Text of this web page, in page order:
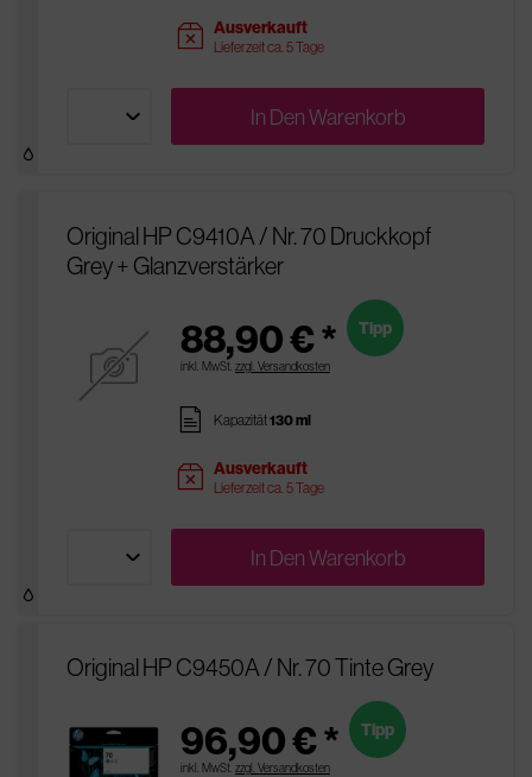
sold Ausverkauft
Lieferzeit ca. 5 Tage
In DenWarenkorb
Original HP C9410A / Nr. 70 Druckkopf
Grey + Glanzverstärker
88,90 € *
inkl. MwSt. zzgl. Versandkosten
Tipp
pages Kapazität130 ml
sold Ausverkauft
Lieferzeit ca. 5 Tage
In DenWarenkorb
Original HP C9450A / Nr. 70 Tinte Grey
96,90 € *
inkl. MwSt. zzgl. Versandkosten
Tipp